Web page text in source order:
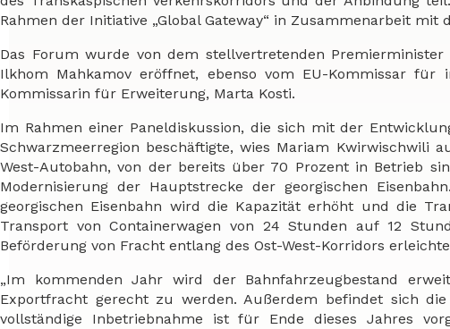
Rahmen der Initiative „Global Gateway“ in Zusammenarbeit mit
Das Forum wurde von dem stellvertretenden
Ilkhom Mahkamov eröffnet, ebenso vom EU-Kommissar
Kommissarin für Erweiterung, Marta Kosti.
Im Rahmen einer Paneldiskussion, die sich mit der
Schwarzmeerregion beschäftigte, wies Mariam Kwirwischwili
West-Autobahn, von der bereits über 70 Prozent in Betrieb
Modernisierung der Hauptstrecke der georgischen
georgischen Eisenbahn wird die Kapazität erhöht und die
Transport von Containerwagen von 24 Stunden auf 12
Beförderung von Fracht entlang des Ost-West-Korridors
„Im kommenden Jahr wird der Bahnfahrzeugbestand
Exportfracht gerecht zu werden. Außerdem befindet sich
vollständige Inbetriebnahme ist für Ende dieses Jahres